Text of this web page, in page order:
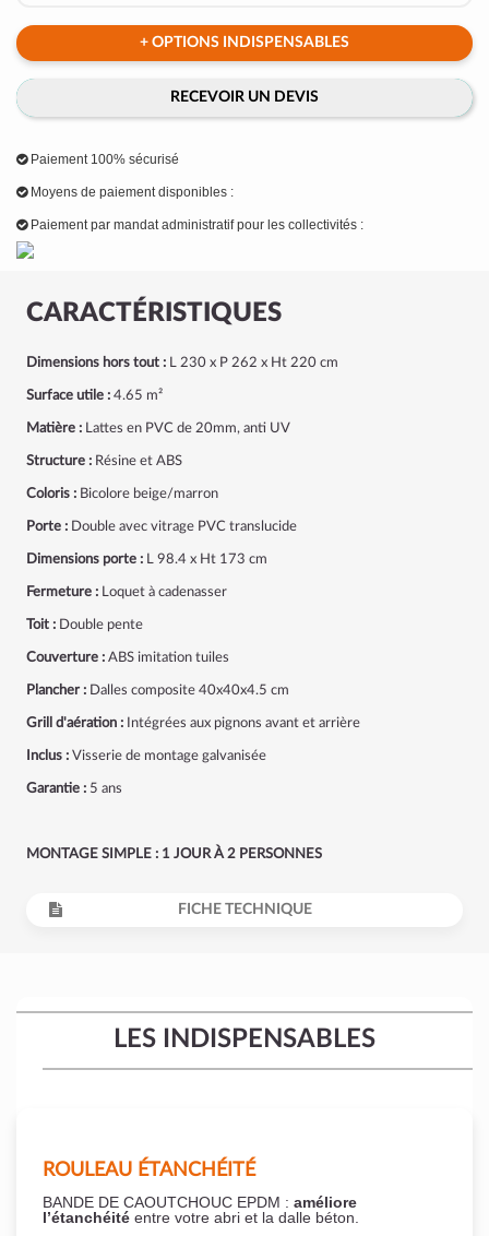
CARACTÉRISTIQUES
Dimensions hors tout : L 230 x P 262 x Ht 220 cm
Surface utile : 4.65 m²
Matière : Lattes en PVC de 20mm, anti UV
Structure : Résine et ABS
Coloris : Bicolore beige/marron
Porte : Double avec vitrage PVC translucide
Dimensions porte : L 98.4 x Ht 173 cm
Fermeture : Loquet à cadenasser
Toit : Double pente
Couverture : ABS imitation tuiles
Plancher : Dalles composite 40x40x4.5 cm
Grill d'aération : Intégrées aux pignons avant et arrière
Inclus : Visserie de montage galvanisée
Garantie : 5 ans
MONTAGE SIMPLE : 1 JOUR À 2 PERSONNES
FICHE TECHNIQUE
+ OPTIONS INDISPENSABLES
RECEVOIR UN DEVIS
Paiement 100% sécurisé
Moyens de paiement disponibles :
Paiement par mandat administratif pour les collectivités :
LES INDISPENSABLES
ROULEAU ÉTANCHÉITÉ
BANDE DE CAOUTCHOUC EPDM : améliore
l’étanchéité entre votre abri et la dalle béton.